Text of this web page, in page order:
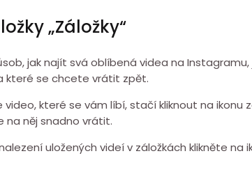
„Záložky“
jak najít svá oblíbená videa na
které se chcete vrátit zpět.
které se vám líbí, stačí kliknout na ikonu
na něj snadno vrátit.
uložených videí v záložkách klikněte na